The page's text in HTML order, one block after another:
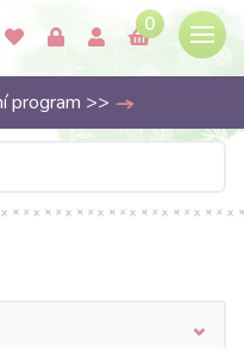
0
program >>